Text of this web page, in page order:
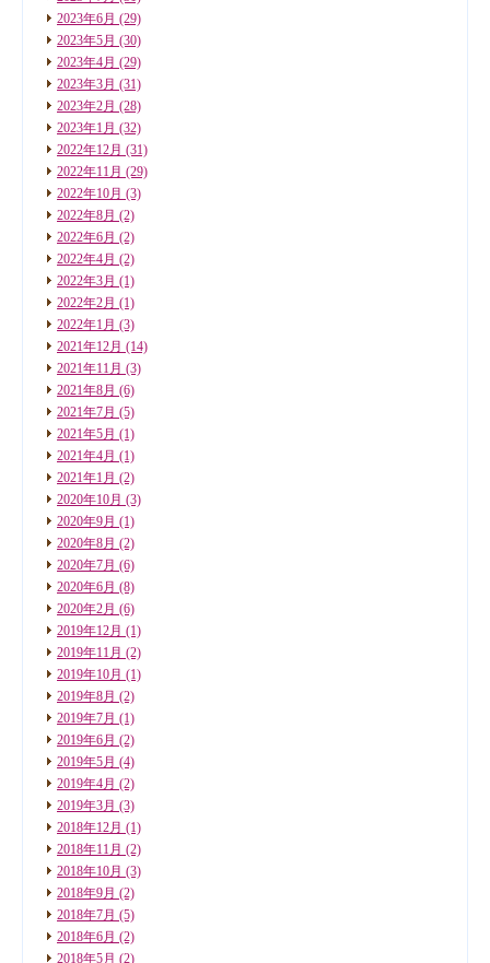
2023年6月 (29)
2023年5月 (30)
2023年4月 (29)
2023年3月 (31)
2023年2月 (28)
2023年1月 (32)
2022年12月 (31)
2022年11月 (29)
2022年10月 (3)
2022年8月 (2)
2022年6月 (2)
2022年4月 (2)
2022年3月 (1)
2022年2月 (1)
2022年1月 (3)
2021年12月 (14)
2021年11月 (3)
2021年8月 (6)
2021年7月 (5)
2021年5月 (1)
2021年4月 (1)
2021年1月 (2)
2020年10月 (3)
2020年9月 (1)
2020年8月 (2)
2020年7月 (6)
2020年6月 (8)
2020年2月 (6)
2019年12月 (1)
2019年11月 (2)
2019年10月 (1)
2019年8月 (2)
2019年7月 (1)
2019年6月 (2)
2019年5月 (4)
2019年4月 (2)
2019年3月 (3)
2018年12月 (1)
2018年11月 (2)
2018年10月 (3)
2018年9月 (2)
2018年7月 (5)
2018年6月 (2)
2018年5月 (2)